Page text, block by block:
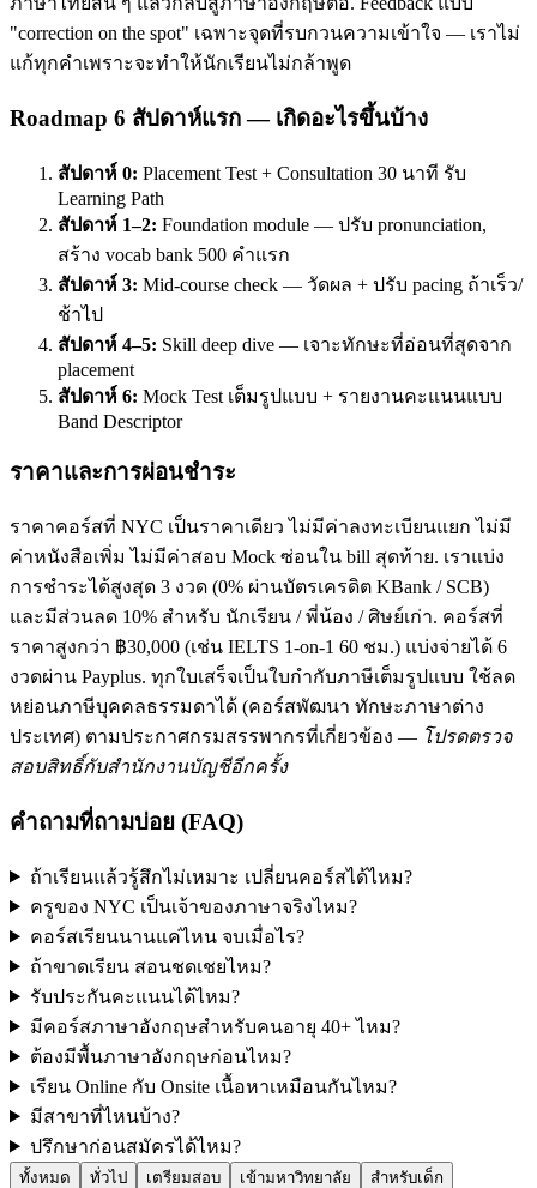
"correction on the spot" เฉพาะจุดที่รบกวนความเข้าใจ — เราไม่
แก้ทุกคำเพราะจะทำให้นักเรียนไม่กล้าพูด
Roadmap 6 สัปดาห์แรก — เกิดอะไรขึ้นบ้าง
สัปดาห์ 0: Placement Test + Consultation 30 นาที รับ
Learning Path
สัปดาห์ 1–2: Foundation module — ปรับ pronunciation,
สร้าง vocab bank 500 คำแรก
สัปดาห์ 3: Mid-course check — วัดผล + ปรับ pacing ถ้าเร็ว/
ช้าไป
สัปดาห์ 4–5: Skill deep dive — เจาะทักษะที่อ่อนที่สุดจาก
placement
สัปดาห์ 6: Mock Test เต็มรูปแบบ + รายงานคะแนนแบบ
Band Descriptor
ราคาและการผ่อนชำระ
ราคาคอร์สที่ NYC เป็นราคาเดียว ไม่มีค่าลงทะเบียนแยก ไม่มี
ค่าหนังสือเพิ่ม ไม่มีค่าสอบ Mock ซ่อนใน bill สุดท้าย. เราแบ่ง
การชำระได้สูงสุด 3 งวด (0% ผ่านบัตรเครดิต KBank / SCB)
และมีส่วนลด 10% สำหรับ นักเรียน / พี่น้อง / ศิษย์เก่า. คอร์สที่
ราคาสูงกว่า ฿30,000 (เช่น IELTS 1-on-1 60 ชม.) แบ่งจ่ายได้ 6
งวดผ่าน Payplus. ทุกใบเสร็จเป็นใบกำกับภาษีเต็มรูปแบบ ใช้ลด
หย่อนภาษีบุคคลธรรมดาได้ (คอร์สพัฒนา ทักษะภาษาต่าง
ประเทศ) ตามประกาศกรมสรรพากรที่เกี่ยวข้อง — โปรดตรวจ
สอบสิทธิ์กับสำนักงานบัญชีอีกครั้ง
คำถามที่ถามบ่อย (FAQ)
ถ้าเรียนแล้วรู้สึกไม่เหมาะ เปลี่ยนคอร์สได้ไหม?
ครูของ NYC เป็นเจ้าของภาษาจริงไหม?
คอร์สเรียนนานแค่ไหน จบเมื่อไร?
ถ้าขาดเรียน สอนชดเชยไหม?
รับประกันคะแนนได้ไหม?
มีคอร์สภาษาอังกฤษสำหรับคนอายุ 40+ ไหม?
ต้องมีพื้นภาษาอังกฤษก่อนไหม?
เรียน Online กับ Onsite เนื้อหาเหมือนกันไหม?
มีสาขาที่ไหนบ้าง?
ปรึกษาก่อนสมัครได้ไหม?
ทั้งหมด ทั่วไป เตรียมสอบ เข้ามหาวิทยาลัย สำหรับเด็ก